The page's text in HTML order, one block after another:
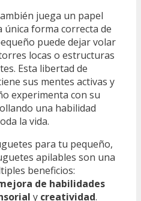
juega un papel
forma correcta de
puede dejar volar
locas o estructuras
Esta libertad de
sus mentes activas y
experimenta con su
una habilidad
la vida.
para tu pequeño,
apilables son una
beneficios:
de habilidades
y creatividad.